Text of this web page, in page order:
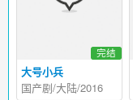
大号小兵
完结
国产剧/大陆/2016